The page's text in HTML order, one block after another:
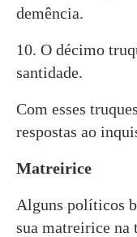
demência.
10. O décimo
santidade.
Com esses
respostas ao
Matreirice
Alguns políticos
sua matreirice na